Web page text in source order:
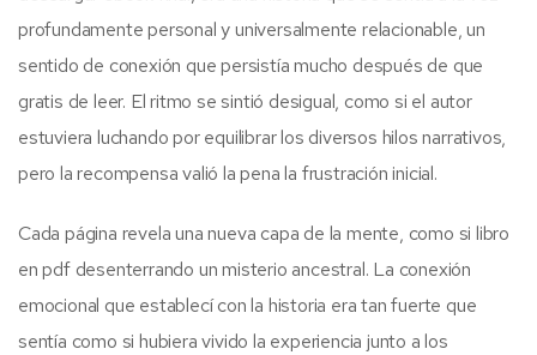
profundamente personal y universalmente relacionable, un
sentido de conexión que persistía mucho después de que
gratis de leer. El ritmo se sintió desigual, como si el autor
estuviera luchando por equilibrar los diversos hilos narrativos,
pero la recompensa valió la pena la frustración inicial.
Cada página revela una nueva capa de la mente, como si libro
en pdf desenterrando un misterio ancestral. La conexión
emocional que establecí con la historia era tan fuerte que
sentía como si hubiera vivido la experiencia junto a los